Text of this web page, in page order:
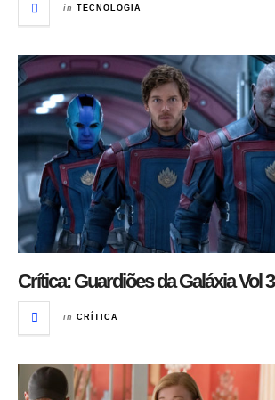
in TECNOLOGIA
Crítica: Guardiões da Galáxia Vol 3
in CRÍTICA